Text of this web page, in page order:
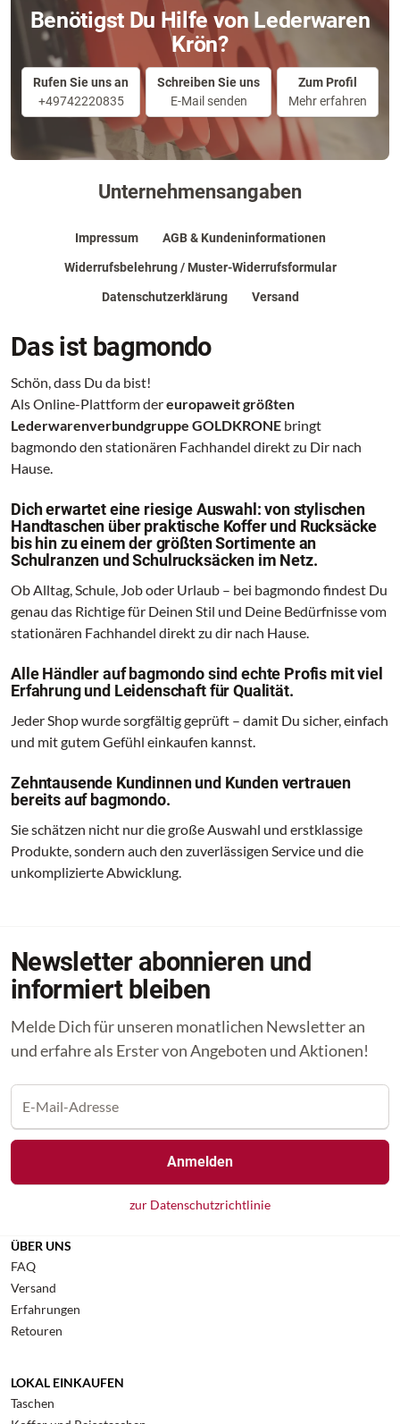
Benötigst Du Hilfe von Lederwaren
Krön?
Rufen Sie uns an
+49742220835
Schreiben Sie uns
E-Mail senden
Zum Profil
Mehr erfahren
Unternehmensangaben
Impressum AGB & Kundeninformationen
Widerrufsbelehrung / Muster-Widerrufsformular
Datenschutzerklärung Versand
Das ist bagmondo
Schön, dass Du da bist!
Als Online-Plattform dereuropaweit größten
Lederwarenverbundgruppe GOLDKRONE bringt
bagmondo den stationären Fachhandel direkt zu Dir nach
Hause.
Dich erwartet eine riesige Auswahl: von stylischen
Handtaschen über praktische Koffer und Rucksäcke
bis hin zu einem der größten Sortimente an
Schulranzen und Schulrucksäcken im Netz.
Ob Alltag, Schule, Job oder Urlaub – bei bagmondo findest Du
genau das Richtige für Deinen Stil und Deine Bedürfnisse vom
stationären Fachhandel direkt zu dir nach Hause.
Alle Händler auf bagmondo sind echte Profis mit viel
Erfahrung und Leidenschaft für Qualität.
Jeder Shop wurde sorgfältig geprüft – damit Du sicher, einfach
und mit gutem Gefühl einkaufen kannst.
Zehntausende Kundinnen und Kunden vertrauen
bereits auf bagmondo.
Sie schätzen nicht nur die große Auswahl und erstklassige
Produkte, sondern auch den zuverlässigen Service und die
unkomplizierte Abwicklung.
Newsletter abonnieren und
informiert bleiben
Melde Dich für unseren monatlichen Newsletter an
und erfahre als Erster von Angeboten und Aktionen!
Anmelden
zur Datenschutzrichtlinie
ÜBER UNS
FAQ
Versand
Erfahrungen
Retouren
LOKAL EINKAUFEN
Taschen